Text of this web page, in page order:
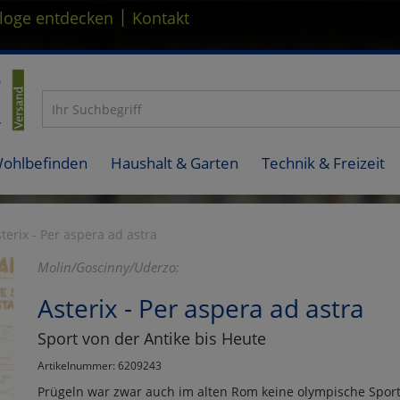
entdecken | Kontakt
Haushalt & Garten Technik & Freizeit
- Per aspera ad astra
Molin/Goscinny/Uderzo:
Asterix - Per aspera ad astra
Sport von der Antike bis Heute
Artikelnummer: 6209243
Prügeln war zwar auch im alten Rom keine olympische